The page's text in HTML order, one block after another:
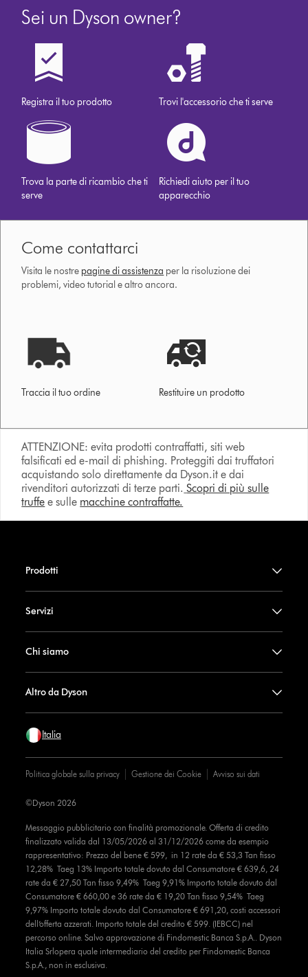
Sei un Dyson owner?
Registra il tuo prodotto Trovi l'accessorio che ti serve
Trova la parte di ricambio che ti
serve
Richiedi aiuto per il tuo
apparecchio
Come contattarci
Visita le nostre pagine di assistenza per la risoluzione dei
problemi, video tutorial e altro ancora.
Traccia il tuo ordine Restituire un prodotto
ATTENZIONE: evita prodotti contraffatti, siti web
falsificati ed e-mail di phishing. Proteggiti dai truffatori
acquistando solo direttamente da Dyson.it e dai
rivenditori autorizzati di terze parti. Scopri di più sulle
truffe e sulle macchine contraffatte.
Prodotti
Servizi
Chi siamo
Altro da Dyson
Italia
Politica globale sulla privacy Gestione dei Cookie Avviso sui dati
Messaggio pubblicitario con finalità promozionale. Offerta di credito
finalizzato valida dal 13/05/2026 al 31/12/2026 come da esempio
rappresentativo: Prezzo del bene € 599, in 12 rate da € 53,3 Tan fisso
12,28% Taeg 13% Importo totale dovuto dal Consumatore € 639,6, 24
rate da € 27,50 Tan fisso 9,49% Taeg 9,91% Importo totale dovuto dal
Consumatore € 660,00 e 36 rate da € 19,20 Tan fisso 9,54% Taeg
9,97% Importo totale dovuto dal Consumatore € 691,20, costi accessori
dell’offerta azzerati. Importo totale del credito € 599. (IEBCC) nel
percorso online. Salvo approvazione di Findomestic Banca S.p.A.. Dyson
Italia Srlopera quale intermediario del credito per Findomestic Banca
S.p.A., non in esclusiva.
©Dyson 2026